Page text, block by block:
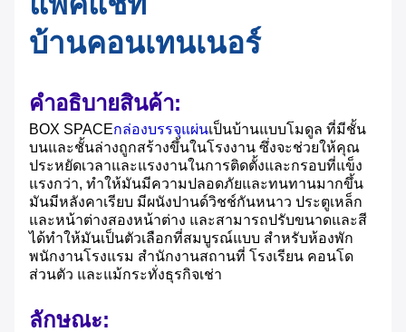
บ้านคอนเทนเนอร์
คําอธิบายสินค้า:
BOX SPACEกล่องบรรจุแผ่นเป็นบ้านแบบโมดูล ที่มีชั้น
บนและชั้นล่างถูกสร้างขึ้นในโรงงาน ซึ่งจะช่วยให้คุณ
ประหยัดเวลาและแรงงานในการติดตั้งและกรอบที่แข็ง
แรงกว่า, ทําให้มันมีความปลอดภัยและทนทานมากขึ้น
มันมีหลังคาเรียบ มีผนังปานด์วิชช์กันหนาว ประตูเหล็ก
และหน้าต่างสองหน้าต่าง และสามารถปรับขนาดและสี
ได้ทําให้มันเป็นตัวเลือกที่สมบูรณ์แบบ สําหรับห้องพัก
พนักงานโรงแรม สํานักงานสถานที่ โรงเรียน คอนโด
ส่วนตัว และแม้กระทั่งธุรกิจเช่า
ลักษณะ: